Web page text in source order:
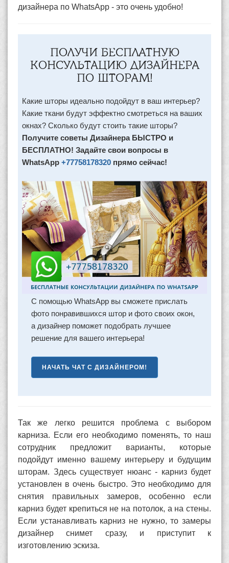
дизайнера по WhatsApp - это очень удобно!
ПОЛУЧИ БЕСПЛАТНУЮ
КОНСУЛЬТАЦИЮ ДИЗАЙНЕРА
ПО ШТОРАМ!
Какие шторы идеально подойдут в ваш интерьер?
Какие ткани будут эффектно смотреться на ваших
окнах? Сколько будут стоить такие шторы?
Получите советы Дизайнера БЫСТРО и
БЕСПЛАТНО! Задайте свои вопросы в
WhatsApp +77758178320прямо сейчас!
С помощью WhatsApp вы сможете прислать
фото понравившихся штор и фото своих окон,
а дизайнер поможет подобрать лучшее
решение для вашего интерьера!
НАЧАТЬ ЧАТ С ДИЗАЙНЕРОМ!
Так же легко решится проблема с выбором
карниза. Если его необходимо поменять, то наш
сотрудник предложит варианты, которые
подойдут именно вашему интерьеру и будущим
шторам. Здесь существует нюанс - карниз будет
установлен в очень быстро. Это необходимо для
снятия правильных замеров, особенно если
карниз будет крепиться не на потолок, а на стены.
Если устанавливать карниз не нужно, то замеры
дизайнер снимет сразу, и приступит к
изготовлению эскиза.